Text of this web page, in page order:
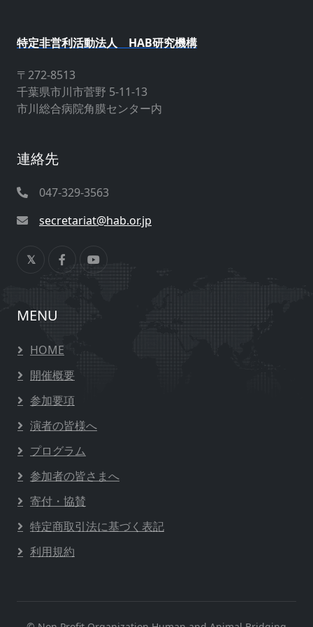
特定非営利活動法人 HAB研究機構
〒272-8513
千葉県市川市菅野 5-11-13
市川総合病院角膜センター内
連絡先
047-329-3563
secretariat@hab.or.jp
MENU
HOME
開催概要
参加要項
演者の皆様へ
プログラム
参加者の皆さまへ
寄付・協賛
特定商取引法に基づく表記
利用規約